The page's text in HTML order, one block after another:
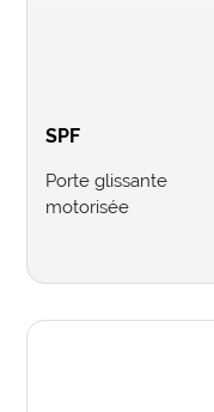
SPF
Porte glissante
motorisée